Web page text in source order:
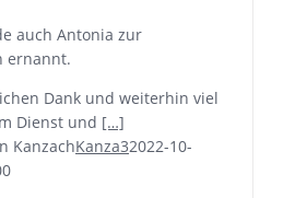
auch Antonia zur
ernannt.
Dank und weiterhin viel
Dienst und […]
KanzachKanza32022-10-